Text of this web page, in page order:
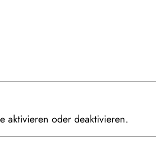
für die gewünschte
4er Belegung
aktivieren oder deaktivieren.